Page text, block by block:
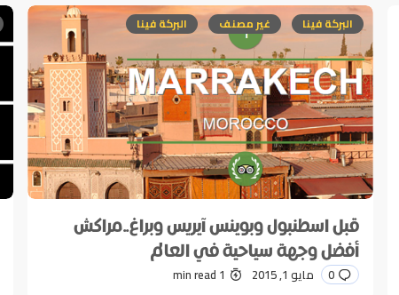
E-mail
*
البركة فينا غير مصنف البركة فينا
قبل اسطنبول وبوينس آيريس وبراغ..مراكش
أفضل وجهة سياحية في العالم
0 مايو 1, 2015 1 min read